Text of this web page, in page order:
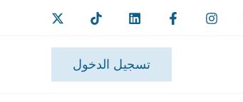
تسجيل الدخول